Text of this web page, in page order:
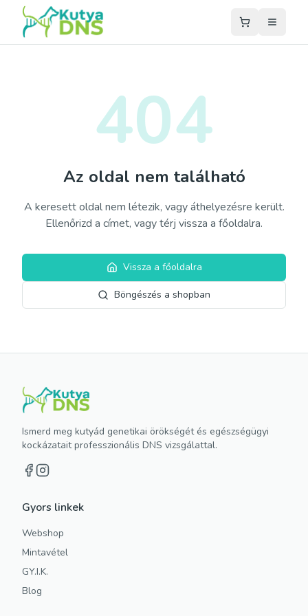
404
Az oldal nem található
A keresett oldal nem létezik, vagy áthelyezésre került.
Ellenőrizd a címet, vagy térj vissza a főoldalra.
Vissza a főoldalra
Böngészés a shopban
Ismerd meg kutyád genetikai örökségét és egészségügyi
kockázatait professzionális DNS vizsgálattal.
Gyors linkek
Webshop
Mintavétel
GY.I.K.
Blog